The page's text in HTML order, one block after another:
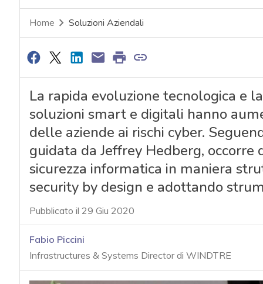
Home Soluzioni Aziendali
La rapida evoluzione tecnologica e
soluzioni smart e digitali hanno
delle aziende ai rischi cyber.
guidata da Jeffrey Hedberg,
sicurezza informatica in maniera
security by design e adottando
Pubblicato il 29 Giu 2020
Fabio Piccini
Infrastructures & Systems Director di WINDTRE